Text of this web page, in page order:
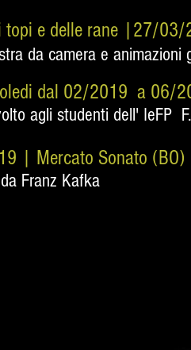
topi e delle rane |27/03/
da camera e animazioni
dal 02/2019 a 06/
agli studenti dell' IeFP
| Mercato Sonato (BO)
Franz Kafka